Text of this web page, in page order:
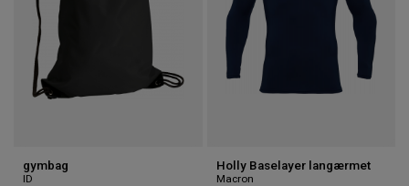
gymbag
ID
Holly Baselayer langærmet
Macron